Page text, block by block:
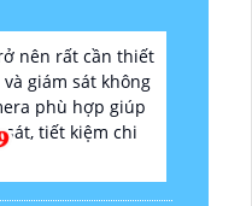
nên rất cần thiết
giám sát không
phù hợp giúp
tiết kiệm chi